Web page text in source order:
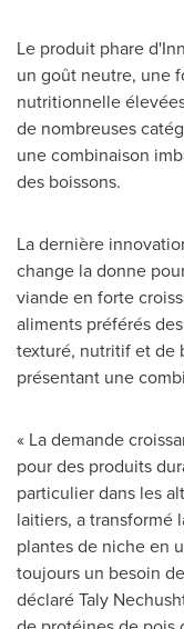
Le produit phare
un goût neutre, une
nutritionnelle
de nombreuses
une combinaison
des boissons.
La dernière
change la donne
viande en forte
aliments préférés
texturé, nutritif et de
présentant une
« La demande
pour des produits
particulier dans les
laitiers, a transformé
plantes de niche en
toujours un besoin
déclaréTaly